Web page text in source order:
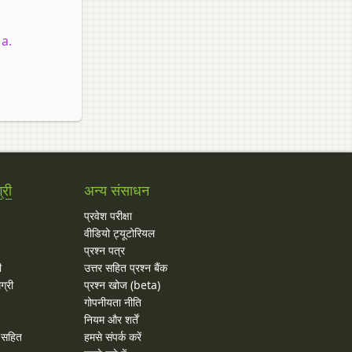
अन्य संसाधन
प्रवेश परीक्षा
वीडियो ट्यूटोरियल
प्रश्न पत्र
उत्तर सहित प्रश्न बैंक
प्रश्न खोज (beta)
गोपनीयता नीति
नियम और शर्तें
हमसे संपर्क करें